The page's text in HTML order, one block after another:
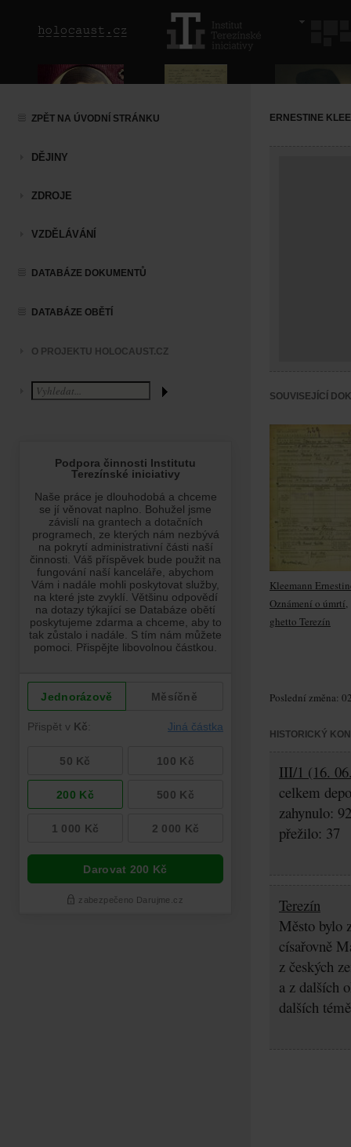
ZPĚT NA ÚVODNÍ STRÁNKU
DĚJINY
ZDROJE
VZDĚLÁVÁNÍ
DATABÁZE DOKUMENTŮ
DATABÁZE OBĚTÍ
O PROJEKTU HOLOCAUST.CZ
ERNESTINE
SOUVISEJÍCÍ
Kleemann
Oznámení o úmrtí,
ghetto Terezín
Poslední změna:
HISTORICKÝ
III/1 (16.
celkem
zahynulo:
přežilo: 37
Terezín
Město bylo
císařovně
z českých
a z dalších
dalších